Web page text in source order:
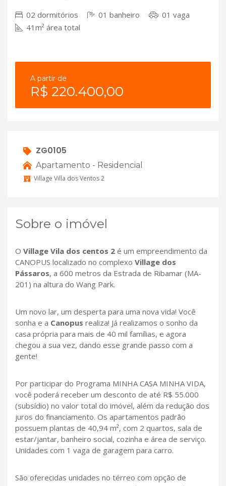
02 dormitórios 01 banheiro
01 vaga
41m² área total
A partir de
R$ 220.400,00
ZG0105
Apartamento - Residencial
Village Villa dos Ventos 2
Sobre o imóvel
O Village Vila dos centos 2 é um empreendimento da
CANOPUS localizado no complexo Village dos
Pássaros, a 600 metros da Estrada de Ribamar (MA-
201) na altura do Wang Park.
Um novo lar, um desperta para uma nova vida! Você
sonha e a Canopus realiza! Já realizamos o sonho da
casa própria para mais de 40 mil famílias, e agora
chegou a sua vez, dando esse grande passo com a
gente!
Por participar do Programa MINHA CASA MINHA VIDA,
você poderá receber um desconto de até R$ 55.000
(subsídio) no valor total do imóvel, além da redução dos
juros do financiamento. Os apartamentos padrão
possuem plantas de 40,94 m², com 2 quartos, sala de
estar/jantar, banheiro social, cozinha e área de serviço.
Unidades com 1 vaga de garagem para carro.
São oferecidas unidades no térreo com opção de